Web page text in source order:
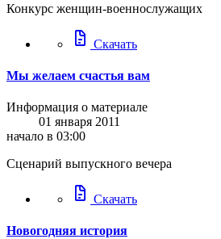
Конкурс женщин-военнослужащих
docs Скачать
Мы желаем счастья вам
Информация о материале
01 января 2011
начало в 03:00
Сценарий выпускного вечера
docs Скачать
Новогодняя история